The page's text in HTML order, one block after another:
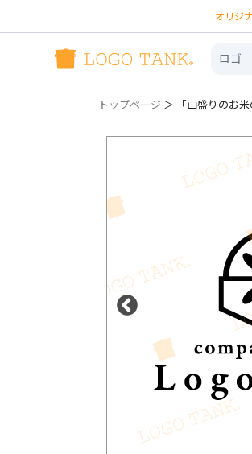
オリジ
ロゴ
トップページ ＞ 「山盛りのお